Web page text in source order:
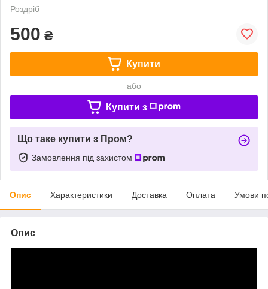
Роздріб
500 ₴
Купити
або
Купити з
Що таке купити з Пром?
Замовлення під захистом
Опис Характеристики Доставка Оплата Умови
Опис